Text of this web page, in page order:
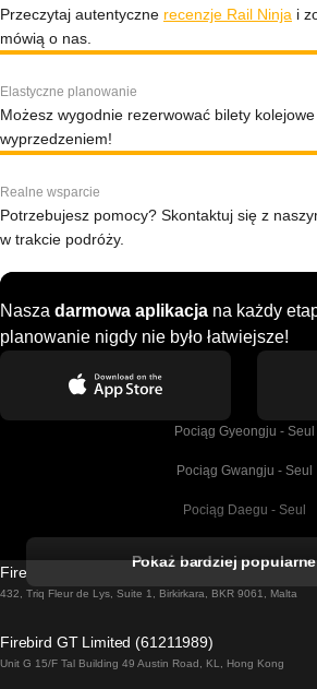
Przeczytaj autentyczne recenzje Rail Ninja i
mówią o nas.
Elastyczne planowanie
Możesz wygodnie rezerwować bilety
wyprzedzeniem!
Realne wsparcie
Potrzebujesz pomocy? Skontaktuj się z
w trakcie podróży.
Nasza darmowa aplikacja na każdy
planowanie nigdy nie było łatwiejsze!
Pociąg Gyeongju - Seul
Pociąg Gwangju - Seul
Pociąg Daegu - Seul
Pociąg Dublin - Galway
Pociąg Rzym - Neapol
Pokaż bardziej
Firebird GT Limited (OC 1451)
432, Triq Fleur de Lys, Suite 1, Birkirkara, BKR 9061, Malta
Firebird GT Limited (61211989)
Unit G 15/F Tal Building 49 Austin Road, KL, Hong Kong